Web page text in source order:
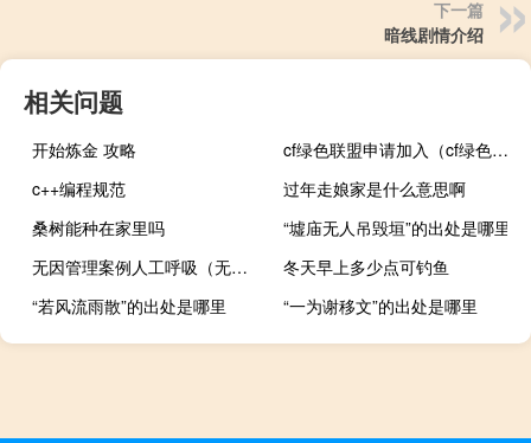
下一篇
暗线剧情介绍
相关问题
开始炼金 攻略
cf绿色联盟申请加入（cf绿色联盟）
c++编程规范
过年走娘家是什么意思啊
桑树能种在家里吗
“墟庙无人吊毁垣”的出处是哪里
无因管理案例人工呼吸（无因管理案例）
冬天早上多少点可钓鱼
“若风流雨散”的出处是哪里
“一为谢移文”的出处是哪里